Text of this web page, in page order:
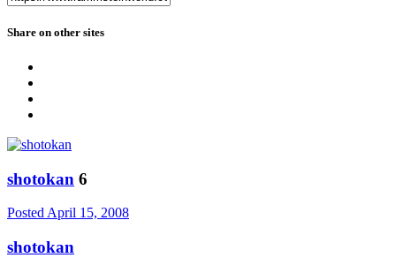
Share on other sites
shotokan 6
Posted April 15, 2008
shotokan